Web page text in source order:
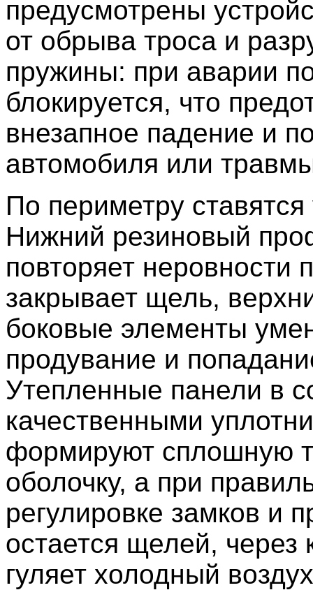
предусмотрены
от обрыва троса и
пружины: при аварии
блокируется, что
внезапное падение и
автомобиля или
По периметру
Нижний резиновый
повторяет неровности
закрывает щель,
боковые элементы
продувание и
Утепленные панели в
качественными
формируют сплошную
оболочку, а при
регулировке замков и
остается щелей, через
гуляет холодный